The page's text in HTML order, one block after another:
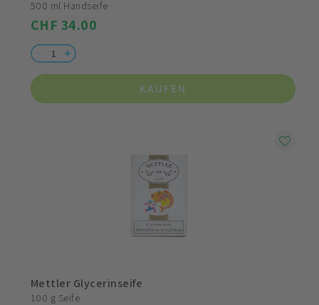
500 ml Handseife
CHF 34.00
KAUFEN
Mettler Glycerinseife
100 g Seife